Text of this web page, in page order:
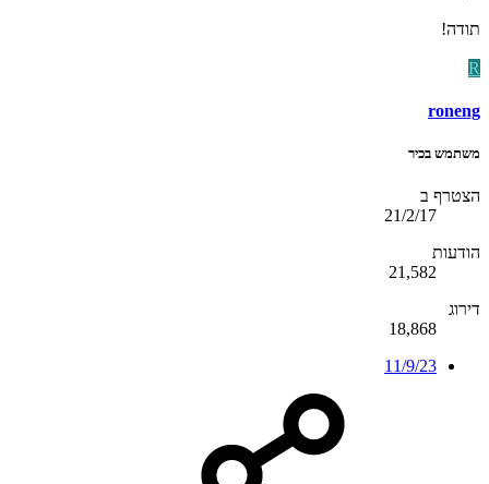
תודה!
R
roneng
משתמש בכיר
הצטרף ב
21/2/17
הודעות
21,582
דירוג
18,868
11/9/23